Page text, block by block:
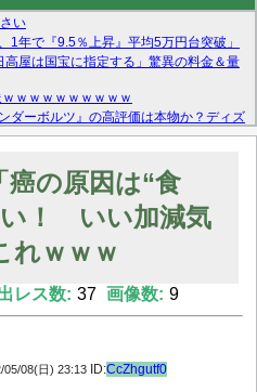
い
1年で『9.5％上昇』平均5万円台突破」
屋は国宝に指定する」驚異の料金＆量
ｗｗｗｗｗｗｗｗｗ
ダーボルツ』の高評価は本物か？ディズ
くファンの本音とMCUの未来を徹底考
ク出演も新規獲得ならず？北川莉央が1
ったエロ画像貼ってくよ
癌の原因は“食
い！ いい加減気
ｗｗｗ
レス数: 37 画像数: 9
05/08(日) 23:13 ID:CcZhgutf0